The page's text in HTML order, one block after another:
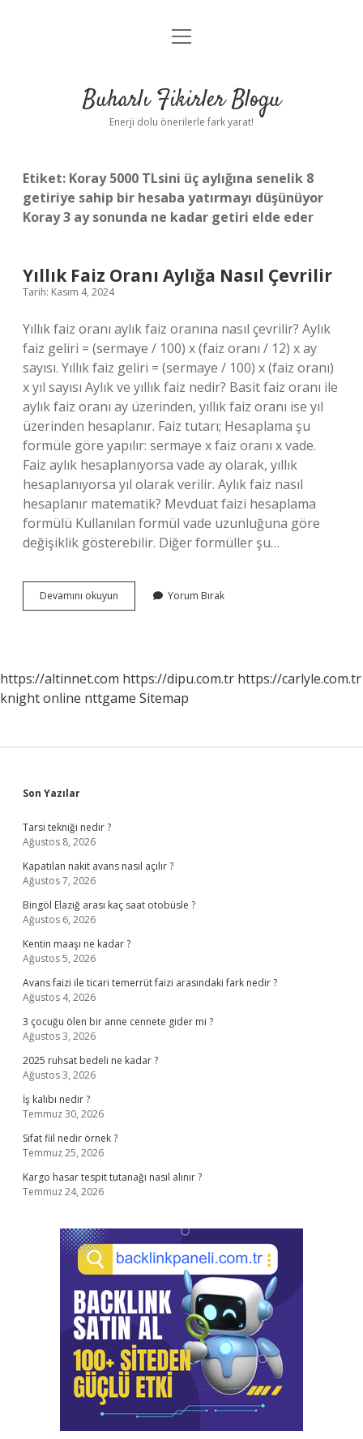
Anasayfa
Yasal Uyarı
menüyü
Buharlı Fikirler Blogu
Enerji dolu önerilerle fark yarat!
Etiket: Koray 5000 TLsini üç aylığına senelik 8
getiriye sahip bir hesaba yatırmayı düşünüyor
Koray 3 ay sonunda ne kadar getiri elde eder
Yıllık Faiz Oranı Aylığa Nasıl Çevrilir
Tarih: Kasım 4, 2024
Yıllık faiz oranı aylık faiz oranına nasıl çevrilir? Aylık
faiz geliri = (sermaye / 100) x (faiz oranı / 12) x ay
sayısı. Yıllık faiz geliri = (sermaye / 100) x (faiz oranı)
x yıl sayısı Aylık ve yıllık faiz nedir? Basit faiz oranı ile
aylık faiz oranı ay üzerinden, yıllık faiz oranı ise yıl
üzerinden hesaplanır. Faiz tutarı; Hesaplama şu
formüle göre yapılır: sermaye x faiz oranı x vade.
Faiz aylık hesaplanıyorsa vade ay olarak, yıllık
hesaplanıyorsa yıl olarak verilir. Aylık faiz nasıl
hesaplanır matematik? Mevduat faizi hesaplama
formülü Kullanılan formül vade uzunluğuna göre
değişiklik gösterebilir. Diğer formüller şu…
Devamını okuyun
Faiz
Yorum Bırak
https://altinnet.com https://dipu.com.tr https://carlyle.com.tr
knight online nttgame Sitemap
Sidebar
Son Yazılar
Tarsi tekniği nedir ?
Ağustos 8, 2026
Kapatılan nakit avans nasıl açılır ?
Ağustos 7, 2026
Bingöl Elazığ arası kaç saat otobüsle ?
Ağustos 6, 2026
Kentin maaşı ne kadar ?
Ağustos 5, 2026
Avans faizi ile ticari temerrüt faizi arasındaki fark nedir ?
Ağustos 4, 2026
3 çocuğu ölen bir anne cennete gider mi ?
Ağustos 3, 2026
2025 ruhsat bedeli ne kadar ?
Ağustos 3, 2026
İş kalıbı nedir ?
Temmuz 30, 2026
Sifat fiil nedir örnek ?
Temmuz 25, 2026
Kargo hasar tespit tutanağı nasıl alınır ?
Temmuz 24, 2026